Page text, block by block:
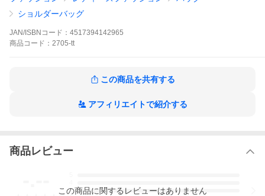
画像は実物に近いものを使用していますが、閲覧環境により色味
が異なる場合がございます。なお、生産時期によって商品の仕様
が画像とは若干変更になる場合がございます。あらかじめご了承
ください。
ショルダーバッグ
JAN/ISBNコード： 4517394142965
商品 コード： 2705-tt
この商品を共有する
アフィリエイトで紹介する
商品レビュー
3
この商品に関するレビューはありません